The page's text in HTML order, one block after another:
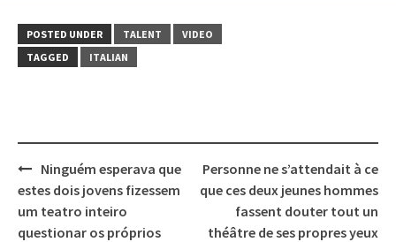
POSTED UNDER TALENT
VIDEO
TAGGED
ITALIAN
Post
navigation
Ninguém esperava que
estes dois jovens fizessem
um teatro inteiro
questionar os próprios
Personne ne s’attendait à ce
que ces deux jeunes hommes
fassent douter tout un
théâtre de ses propres yeux